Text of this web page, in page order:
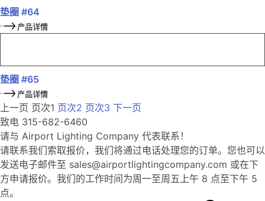
垫圈 #64
产品详情
垫圈 #65
产品详情
上一页 页次1 页次2 页次3 下一页
致电 315-682-6460
请与 Airport Lighting Company 代表联系！
请联系我们索取报价，我们将通过电话处理您的订单。您也可以
发送电子邮件至 sales@airportlightingcompany.com 或在下
方申请报价。我们的工作时间为周一至周五上午 8 点至下午 5
点。